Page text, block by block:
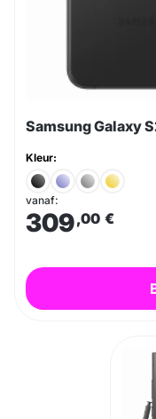
Samsung Galaxy
Kleur:
vanaf:
309,00 €